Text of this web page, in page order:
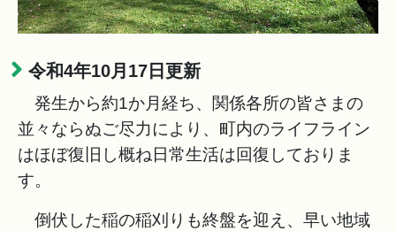
令和4年10月17日更新
発生から約1か月経ち、関係各所の皆さまの
並々ならぬご尽力により、町内のライフライン
はほぼ復旧し概ね日常生活は回復しておりま
す。
倒伏した稲の稲刈りも終盤を迎え、早い地域